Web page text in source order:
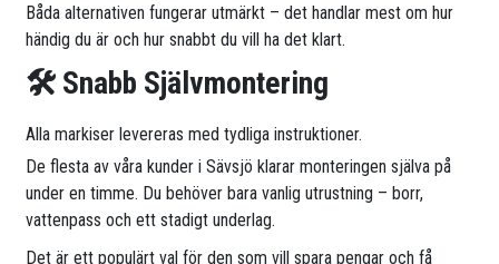
Båda alternativen fungerar utmärkt – det handlar mest om hur
händig du är och hur snabbt du vill ha det klart.
🛠 Snabb Självmontering
Alla markiser levereras med tydliga instruktioner.
De flesta av våra kunder i Sävsjö klarar monteringen själva på
under en timme. Du behöver bara vanlig utrustning – borr,
vattenpass och ett stadigt underlag.
Det är ett populärt val för den som vill spara pengar och få